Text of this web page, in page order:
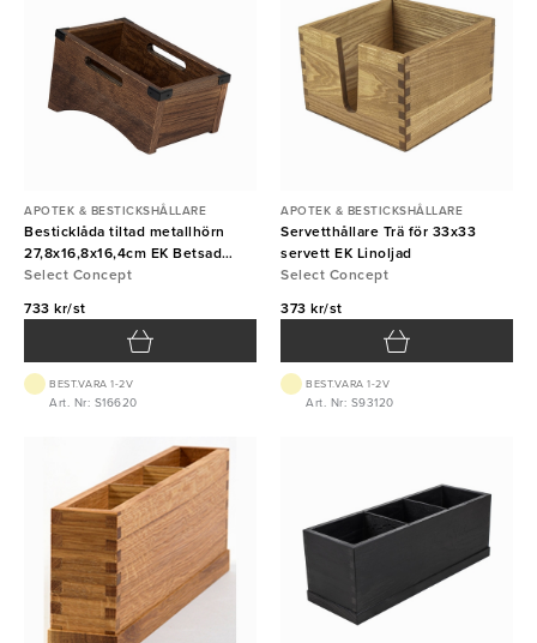
APOTEK & BESTICKSHÅLLARE
Besticklåda tiltad metallhörn
27,8x16,8x16,4cm EK Betsad
Linoljad
Select Concept
733 kr/st
BEST.VARA 1-2V
Art. Nr: S16620
APOTEK & BESTICKSHÅLLARE
Servetthållare Trä för 33x33
servett EK Linoljad
Select Concept
373 kr/st
BEST.VARA 1-2V
Art. Nr: S93120